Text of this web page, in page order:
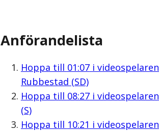
Anförandelista
Hoppa till 01:07i videospelaren
Rubbestad (SD)
Hoppa till 08:27i videospelaren
(S)
Hoppa till 10:21 i videospelaren